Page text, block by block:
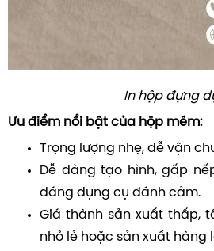
In hộp đựng
Ưu điểm nổi bật của hộp mềm:
Trọng lượng nhẹ, dễ vận
Dễ dàng tạo hình, gấp
dáng dụng cụ đánh cảm.
Giá thành sản xuất thấp,
nhỏ lẻ hoặc sản xuất hàng